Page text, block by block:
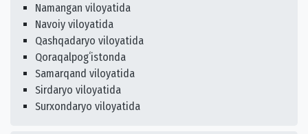
Namangan viloyatida
Navoiy viloyatida
Qashqadaryo viloyatida
Qoraqalpogʻistonda
Samarqand viloyatida
Sirdaryo viloyatida
Surxondaryo viloyatida